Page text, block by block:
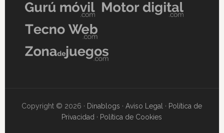
Copyright © 2026 · Dinablogs ·Aviso Legal · Política de
Privacidad · Política de Cookies